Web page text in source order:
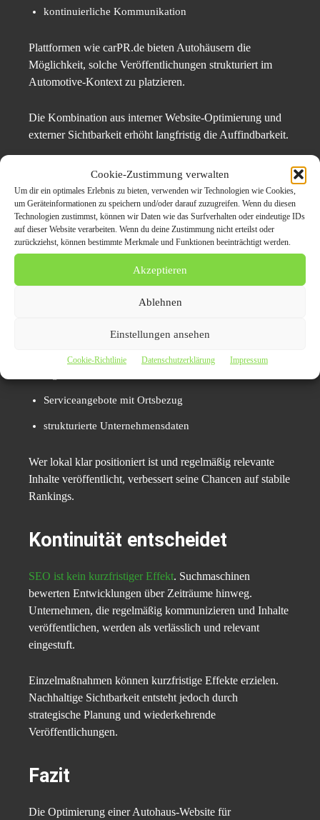
Cookie-Zustimmung verwalten
Um dir ein optimales Erlebnis zu bieten, verwenden wir Technologien wie Cookies,
um Geräteinformationen zu speichern und/oder darauf zuzugreifen. Wenn du diesen
Technologien zustimmst, können wir Daten wie das Surfverhalten oder eindeutige IDs
auf dieser Website verarbeiten. Wenn du deine Zustimmung nicht erteilst oder
zurückziehst, können bestimmte Merkmale und Funktionen beeinträchtigt werden.
Akzeptieren
Ablehnen
Einstellungen ansehen
Cookie-Richtlinie Datenschutzerklärung Impressum
kontinuierliche Kommunikation
Plattformen wie carPR.de bieten Autohäusern die
Möglichkeit, solche Veröffentlichungen strukturiert im
Automotive-Kontext zu platzieren.
Die Kombination aus interner Website-Optimierung und
externer Sichtbarkeit erhöht langfristig die Auffindbarkeit.
Lokale SEO als
Wettbewerbsfaktor
Autohäuser agieren überwiegend regional. Lokale
Serviceangebote mit Ortsbezug
strukturierte Unternehmensdaten
Wer lokal klar positioniert ist und regelmäßig relevante
Inhalte veröffentlicht, verbessert seine Chancen auf stabile
Rankings.
Kontinuität entscheidet
SEO ist kein kurzfristiger Effekt. Suchmaschinen
bewerten Entwicklungen über Zeiträume hinweg.
Unternehmen, die regelmäßig kommunizieren und Inhalte
veröffentlichen, werden als verlässlich und relevant
eingestuft.
Einzelmaßnahmen können kurzfristige Effekte erzielen.
Nachhaltige Sichtbarkeit entsteht jedoch durch
strategische Planung und wiederkehrende
Veröffentlichungen.
Fazit
Die Optimierung einer Autohaus-Website für